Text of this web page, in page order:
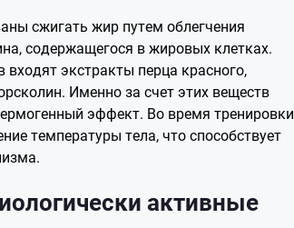
сжигать жир путем облегчения
содержащегося в жировых клетках.
входят экстракты перца красного,
Именно за счет этих веществ
эффект. Во время тренировки
температуры тела, что способствует
активные